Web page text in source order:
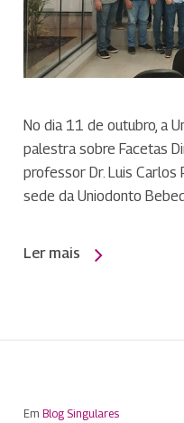
No dia 11 de outubro, a
palestra sobre Facetas
professor Dr. Luis Carlos
sede da Uniodonto
Ler mais
Em Blog Singulares